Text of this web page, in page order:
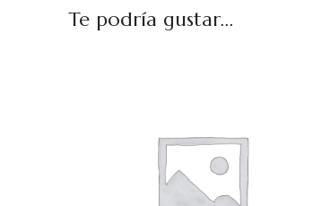
Te podría gustar...